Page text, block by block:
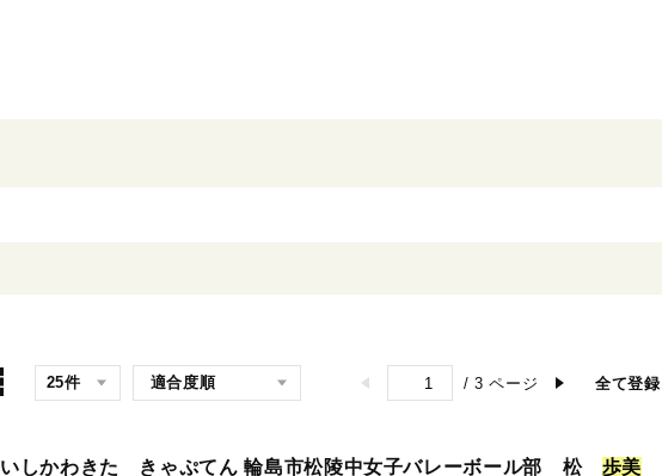
/ 3 ページ 全て登録
いしかわきた きゃぷてん 輪島市松陵中女子バレーボール部 松 歩美